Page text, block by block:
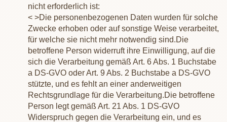
nicht erforderlich ist:
< >Die personenbezogenen Daten wurden für solche
Zwecke erhoben oder auf sonstige Weise verarbeitet,
für welche sie nicht mehr notwendig sind.Die
betroffene Person widerruft ihre Einwilligung, auf die
sich die Verarbeitung gemäß Art. 6 Abs. 1 Buchstabe
a DS-GVO oder Art. 9 Abs. 2 Buchstabe a DS-GVO
stützte, und es fehlt an einer anderweitigen
Rechtsgrundlage für die Verarbeitung.Die betroffene
Person legt gemäß Art. 21 Abs. 1 DS-GVO
Widerspruch gegen die Verarbeitung ein, und es